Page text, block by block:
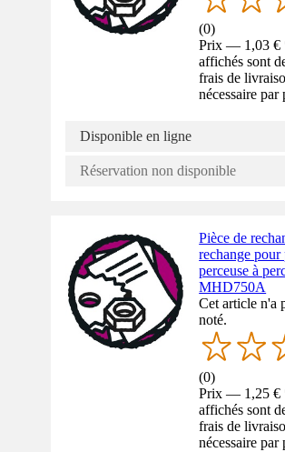
(0)
Prix — 1,03 €
affichés sont
frais de
nécessaire par
Disponible en ligne
Réservation non disponible
Pièce de
rechange
perceuse à
MHD750A
Cet article n'a
noté.
(0)
Prix — 1,25 €
affichés sont
frais de
nécessaire par